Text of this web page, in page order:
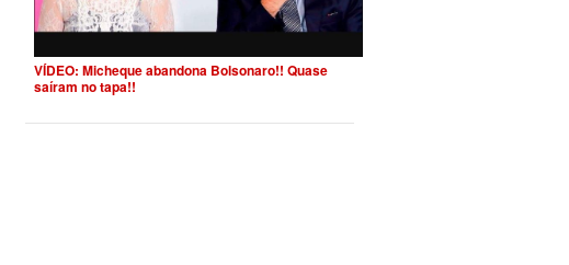
VÍDEO: Micheque abandona Bolsonaro!! Quase
saíram no tapa!!